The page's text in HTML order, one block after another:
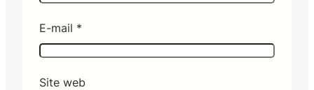
E-mail *
Site web